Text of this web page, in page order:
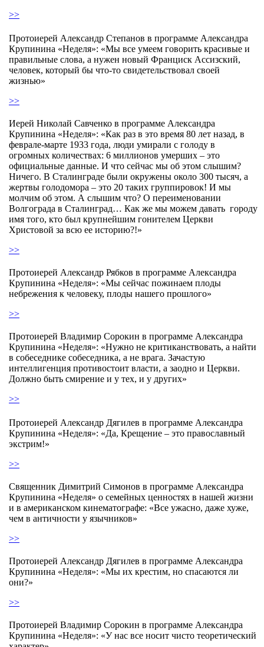
>>
Протоиерей Александр Степанов в программе Александра
Крупинина «Неделя»: «Мы все умеем говорить красивые и
правильные слова, а нужен новый Франциск Ассизский,
человек, который бы что-то свидетельствовал своей
жизнью»
>>
Иерей Николай Савченко в программе Александра
Крупинина «Неделя»: «Как раз в это время 80 лет назад, в
феврале-марте 1933 года, люди умирали с голоду в
огромных количествах: 6 миллионов умерших – это
официальные данные. И что сейчас мы об этом слышим?
Ничего. В Сталинграде были окружены около 300 тысяч, а
жертвы голодомора – это 20 таких группировок! И мы
молчим об этом. А слышим что? О переименовании
Волгограда в Сталинград… Как же мы можем давать городу
имя того, кто был крупнейшим гонителем Церкви
Христовой за всю ее историю?!»
>>
Протоиерей Александр Рябков в программе Александра
Крупинина «Неделя»: «Мы сейчас пожинаем плоды
небрежения к человеку, плоды нашего прошлого»
>>
Протоиерей Владимир Сорокин в программе Александра
Крупинина «Неделя»: «Нужно не критиканствовать, а найти
в собеседнике собеседника, а не врага. Зачастую
интеллигенция противостоит власти, а заодно и Церкви.
Должно быть смирение и у тех, и у других»
>>
Протоиерей Александр Дягилев в программе Александра
Крупинина «Неделя»: «Да, Крещение – это православный
экстрим!»
>>
Священник Димитрий Симонов в программе Александра
Крупинина «Неделя» о семейных ценностях в нашей жизни
и в американском кинематографе: «Все ужасно, даже хуже,
чем в античности у язычников»
>>
Протоиерей Александр Дягилев в программе Александра
Крупинина «Неделя»: «Мы их крестим, но спасаются ли
они?»
>>
Протоиерей Владимир Сорокин в программе Александра
Крупинина «Неделя»: «У нас все носит чисто теоретический